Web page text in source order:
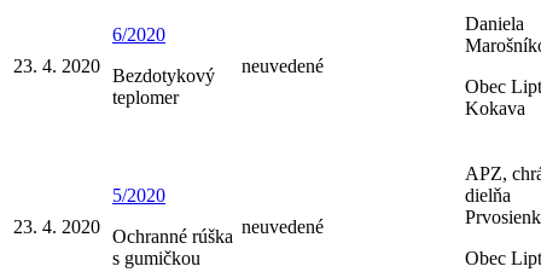
23. 4. 2020
6/2020
Bezdotykový
teplomer
neuvedené
Daniela
Obec
Kokava
23. 4. 2020
5/2020
Ochranné rúška
s gumičkou
neuvedené
APZ,
dielňa
Obec